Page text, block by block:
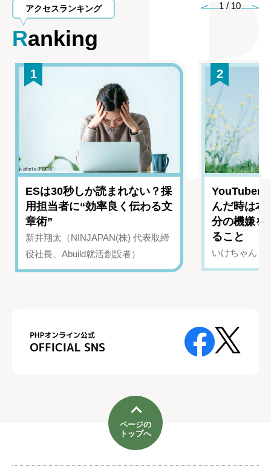
アクセスランキング
Ranking
1 / 10
1
ESは30秒しか読まれない？採
用担当者に“効率良く伝わる文
章術”
新井翔太（NINJAPAN(株) 代表取締
役社長、Abuild就活創設者）
2
YouTuber
んだ時は
分の機嫌を
ること
いけちゃん（
ページの
トップへ